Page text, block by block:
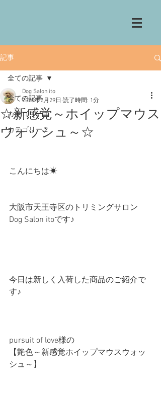
記事
全ての記事
カテゴリー 1
カテゴリー 2
全ての記事
☆新感覚～ホイップマウス
ウォッシュ～☆
Dog Salon ito
2020年2月29日 読了時間: 1分
こんにちは☀
大阪市天王寺区のトリミングサロン
Dog Salon itoです♪
今日は新しく入荷した商品のご紹介で
す♪
pursuit of love様の
【艶色～新感覚ホイップマウスウォッ
シュ～】